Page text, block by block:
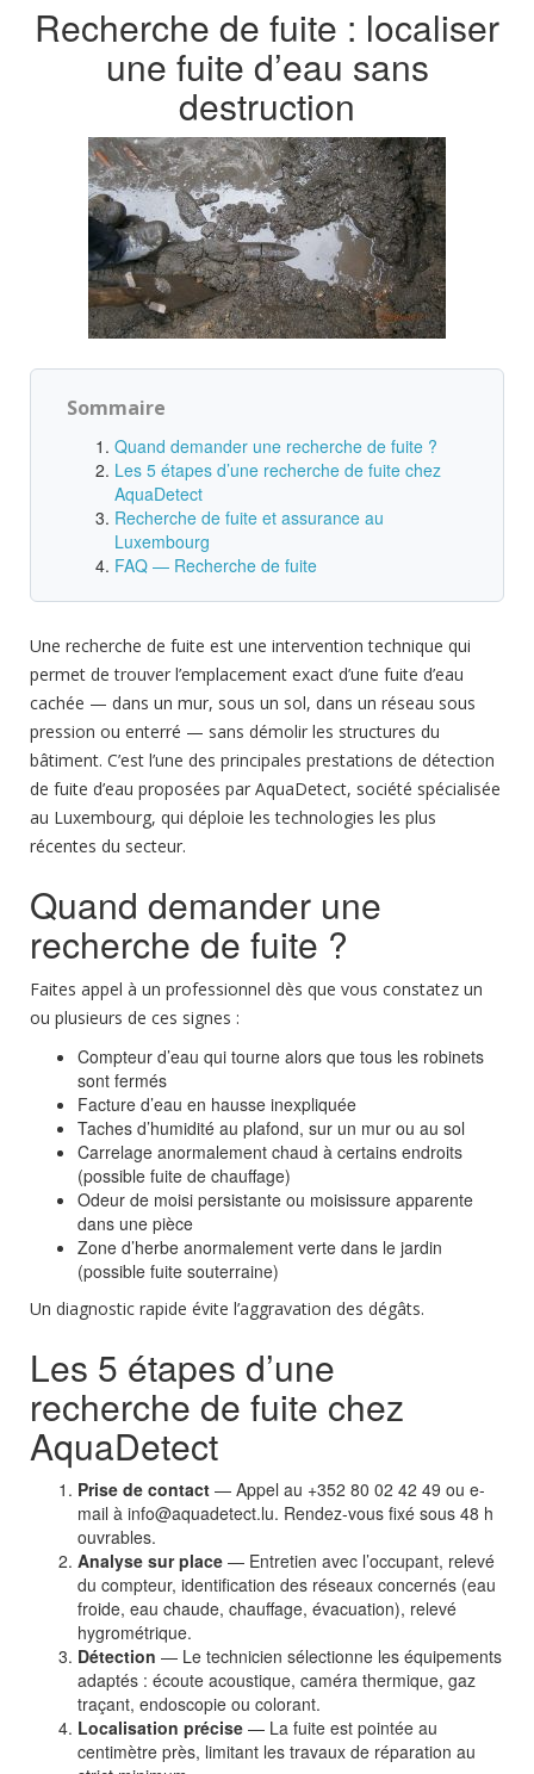
Recherche de fuite : localiser
une fuite d’eau sans
destruction
Sommaire
Quand demander une recherche de fuite ?
Les 5 étapes d’une recherche de fuite chez
AquaDetect
Recherche de fuite et assurance au
Luxembourg
FAQ — Recherche de fuite
Une recherche de fuite est une intervention technique qui
permet de trouver l’emplacement exact d’une fuite d’eau
cachée — dans un mur, sous un sol, dans un réseau sous
pression ou enterré — sans démolir les structures du
bâtiment. C’est l’une des principales prestations de détection
de fuite d’eau proposées par AquaDetect, société spécialisée
au Luxembourg, qui déploie lestechnologies les plus
récentes du secteur.
Quand demander une
recherche de fuite ?
Faites appel à un professionnel dès que vous constatez un
ou plusieurs de ces signes :
Compteur d’eau qui tourne alors que tous les robinets
sont fermés
Facture d’eau en hausse inexpliquée
Taches d’humidité au plafond, sur un mur ou au sol
Carrelage anormalement chaud à certains endroits
(possible fuite de chauffage)
Odeur de moisi persistante ou moisissure apparente
dans une pièce
Zone d’herbe anormalement verte dans le jardin
(possible fuite souterraine)
Un diagnostic rapide évite l’aggravation des dégâts.
Les 5 étapes d’une
recherche de fuite chez
AquaDetect
Prise de contact — Appel au +352 80 02 42 49 ou e-
mail à info@aquadetect.lu. Rendez-vous fixé sous 48 h
ouvrables.
Analyse sur place — Entretien avec l’occupant, relevé
du compteur, identification des réseaux concernés (eau
froide, eau chaude, chauffage, évacuation), relevé
hygrométrique.
Détection — Le technicien sélectionne les équipements
adaptés : écoute acoustique, caméra thermique, gaz
traçant, endoscopie ou colorant.
Localisation précise — La fuite est pointée au
centimètre près, limitant les travaux de réparation au